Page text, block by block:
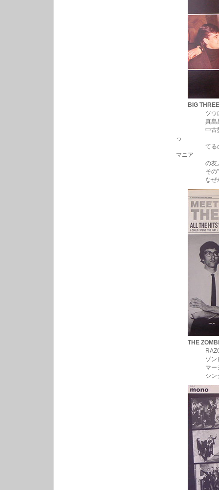
BIG THREE
ツウはやっ
真島昌利さ
中古盤屋で
っ
てるのに何
マニア
の友人から
その”Live At
なぜか未
THE
RAZORレ
ゾンビーズ
マージー好
シングルオ